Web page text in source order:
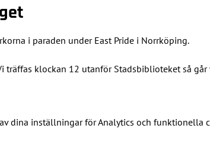
i paraden under East Pride i Norrköping.
träffas klockan 12 utanför Stadsbiblioteket så
dina inställningar för Analytics och funktionella